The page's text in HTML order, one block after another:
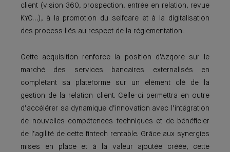
client (vision 360, prospection, entrée en relation, revue
KYC…), à la promotion du selfcare et à la digitalisation
des process liés au respect de la réglementation.
Cette acquisition renforce la position d’Azqore sur le
marché des services bancaires externalisés en
complétant sa plateforme sur un élément clé de la
gestion de la relation client. Celle-ci permettra en outre
d’accélérer sa dynamique d’innovation avec l’intégration
de nouvelles compétences techniques et de bénéficier
de l’agilité de cette fintech rentable. Grâce aux synergies
mises en place et à la valeur ajoutée créée, cette